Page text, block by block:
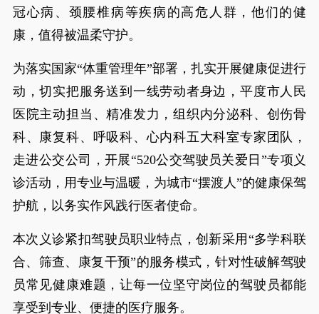
冠心病、颈腰椎病等疾病的高危人群，他们的健
康，值得被温柔守护。
为落实国家“体重管理年”部署，扎实开展健康促进行
动，切实把服务送到一线劳动者身边，平度市人民
医院主动担当、精准发力，组织内分泌科、创伤骨
科、康复科、呼吸科、心内科五大科室专家团队，
走进公交公司，开展“520公交驾驶员关爱日”专项义
诊活动，用专业与温暖，为城市“摆渡人”的健康保驾
护航，以务实作风践行医者使命。
本次义诊紧扣驾驶员职业特点，创新采用“多学科联
合、筛查、康复干预”的服务模式，针对性破解驾驶
员常见健康难题，让每一位坚守岗位的驾驶员都能
享受到专业、便捷的医疗服务。